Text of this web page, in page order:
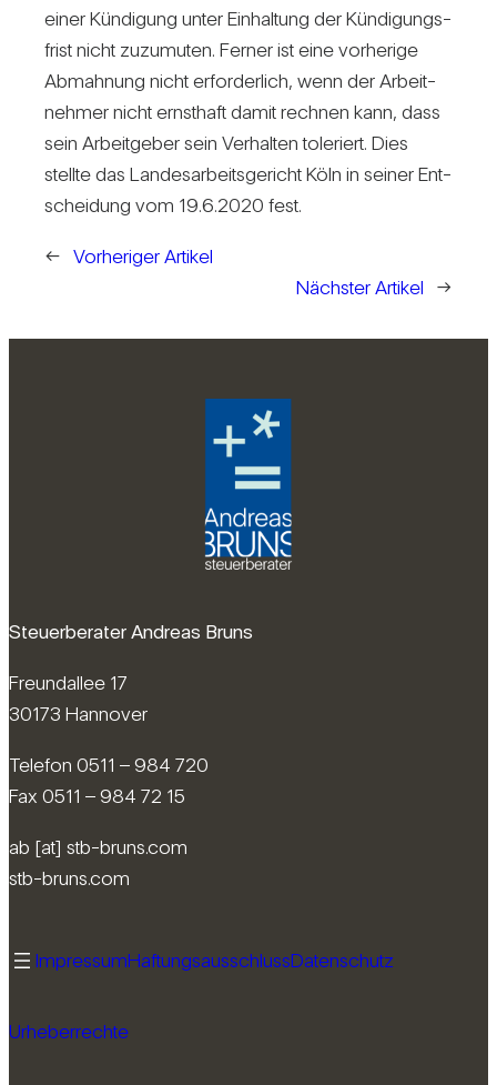
einer Kün­di­gung unter Ein­hal­tung der Kün­di­gungs­
frist nicht zuzu­muten. Ferner ist eine vor­he­rige
Abmah­nung nicht erfor­der­lich, wenn der Arbeit­
nehmer nicht ernst­haft damit rechnen kann, dass
sein Arbeit­geber sein Ver­halten tole­riert. Dies
stellte das Lan­des­ar­beits­ge­richt Köln in seiner Ent­
schei­dung vom 19.6.2020 fest.
← Vorheriger Artikel
Nächster Artikel
→
Steuerberater Andreas Bruns
Freundallee 17
30173 Hannover
Telefon 0511 – 984 720
Fax 0511 – 984 72 15
ab [at] stb-bruns.com
stb-bruns.com
ImpressumHaftungsausschlussDatenschutz
Urheberrechte